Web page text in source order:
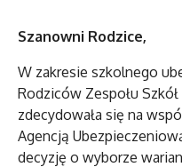
Szanowni Rodzice,
W zakresie szkolnego
Rodziców Zespołu
zdecydowała się na
Agencją
decyzję o wyborze